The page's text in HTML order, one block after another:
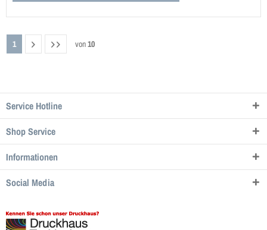
1 von10
Service Hotline
Shop Service
Informationen
Social Media